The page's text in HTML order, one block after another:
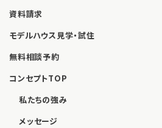
資料請求
モデルハウス見学・試住
無料相談予約
コンセプトTOP
私たちの強み
メッセージ